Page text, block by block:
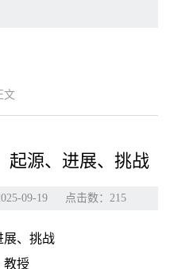
文
起源、进展、挑战
09-19 点击数： 215
展、挑战
教授